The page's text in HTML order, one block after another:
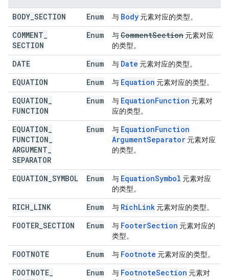
BODY SECTION Enum 与 Body 元素对应的类型。
COMMENT
SECTION
Enum 与CommentSection 元素对应
的类型。
DATE Enum 与 Date 元素对应的类型。
EQUATION Enum 与 Equation 元素对应的类型。
EQUATION
FUNCTION
Enum 与 EquationFunction 元素对
应的类型。
EQUATION
FUNCTION
ARGUMENT
SEPARATOR
Enum 与 EquationFunction
ArgumentSeparator 元素对应
的类型。
EQUATION SYMBOL Enum 与 EquationSymbol 元素对应
的类型。
RICH LINK Enum 与 RichLink 元素对应的类型。
FOOTER SECTION Enum 与 FooterSection 元素对应的
类型。
FOOTNOTE Enum 与 Footnote 元素对应的类型。
FOOTNOTE Enum 与 FootnoteSection 元素对